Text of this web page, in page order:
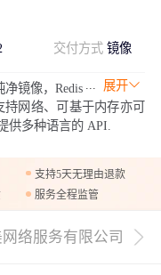
交付方式镜像
展开
镜像，Redis
网络、可基于内存亦可
供多种语言的 API.
支持5天无理由退款
服务全程监管
络服务有限公司